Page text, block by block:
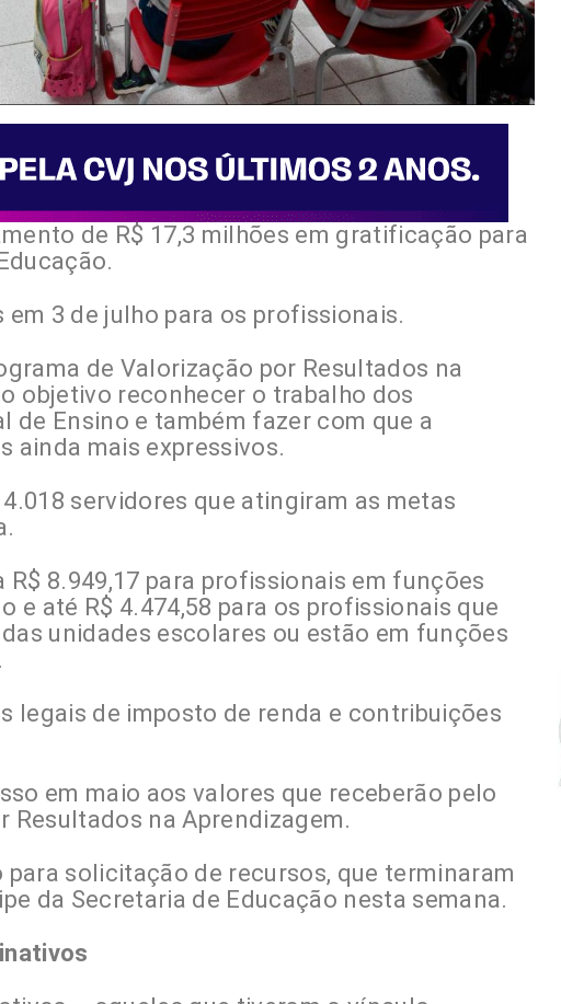
de R$ 17,3 milhões em gratificação para
3 de julho para os profissionais.
de Valorização por Resultados na
objetivo reconhecer o trabalho dos
de Ensino e também fazer com que a
ainda mais expressivos.
servidores que atingiram as metas
8.949,17 para profissionais em funções
e até R$ 4.474,58 para os profissionais que
unidades escolares ou estão em funções
legais de imposto de renda e contribuições
em maio aos valores que receberão pelo
Resultados na Aprendizagem.
para solicitação de recursos, que terminaram
da Secretaria de Educação nesta semana.